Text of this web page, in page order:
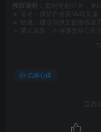
授权说明：
除特别标注外，本
🔹 署名：保留作者及 Ms玩具屋
🔹 链接：建议附原文链接或首页
🔹 禁止篡改：不得修改核心测
玩杯心得
喜欢